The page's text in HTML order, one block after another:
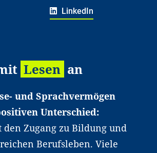
LinkedIn
Lesen an
und Sprachvermögen
Unterschied:
den Zugang zu Bildung und
Berufsleben. Viele